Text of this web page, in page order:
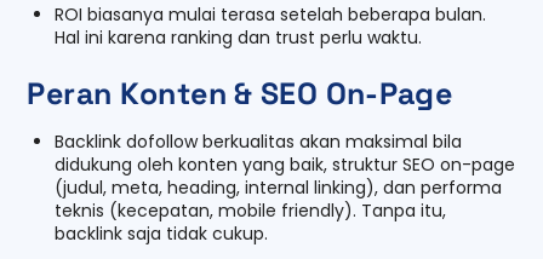
ROI biasanya mulai terasa setelah beberapa bulan.
Hal ini karena ranking dan trust perlu waktu.
Peran Konten & SEO On-Page
Backlink dofollow berkualitas akan maksimal bila
didukung oleh konten yang baik, struktur SEO on-page
(judul, meta, heading, internal linking), dan performa
teknis (kecepatan, mobile friendly). Tanpa itu,
backlink saja tidak cukup.